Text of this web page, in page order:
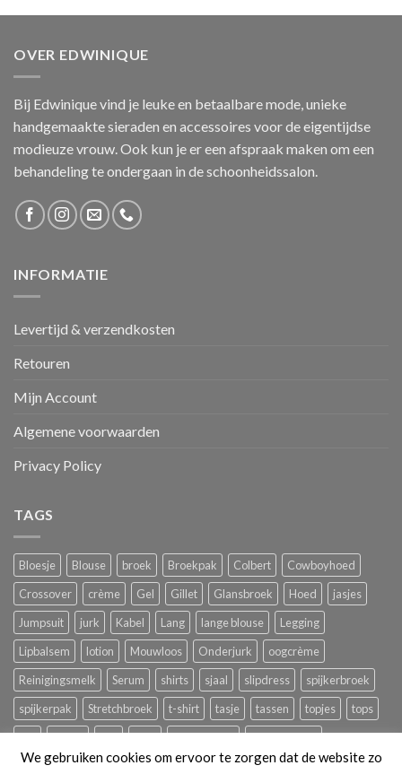
OVER EDWINIQUE
Bij Edwinique vind je leuke en betaalbare mode, unieke
handgemaakte sieraden en accessoires voor de eigentijdse
modieuze vrouw. Ook kun je er een afspraak maken om een
behandeling te ondergaan in de schoonheidssalon.
INFORMATIE
Levertijd & verzendkosten
Retouren
Mijn Account
Algemene voorwaarden
Privacy Policy
TAGS
Bloesje Blouse broek Broekpak Colbert
Cowboyhoed
Crossover
crème Gel Gillet Glansbroek Hoed
jasjes
Jumpsuit
jurk Kabel Lang lange blouse
Legging
Lipbalsem
lotion Mouwloos Onderjurk
oogcrème
Reinigingsmelk
Serum shirts sjaal slipdress
spijkerbroek
spijkerpak
Stretchbroek t-shirt tasje tassen topjes
tops
trui
tuniek ves Vest zomerbroek zomerjurkjes
We gebruiken cookies om ervoor te zorgen dat de website zo